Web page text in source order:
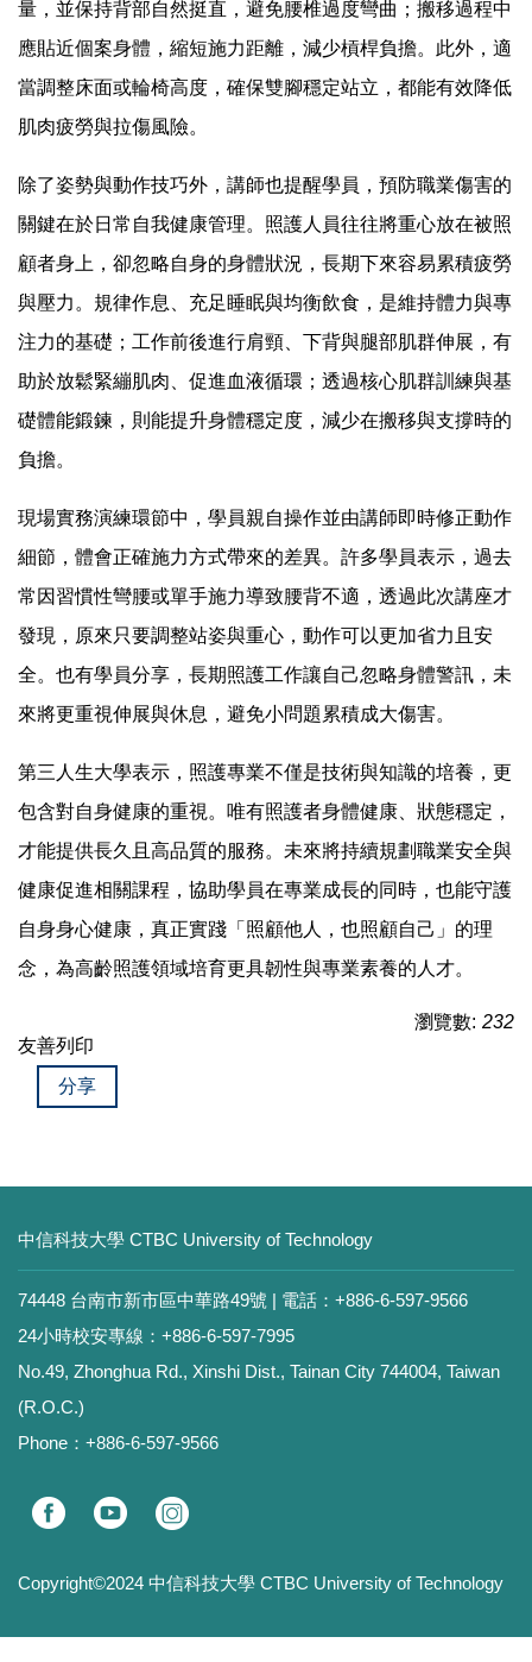
量，並保持背部自然挺直，避免腰椎過度彎曲；搬移過程中
應貼近個案身體，縮短施力距離，減少槓桿負擔。此外，適
當調整床面或輪椅高度，確保雙腳穩定站立，都能有效降低
肌肉疲勞與拉傷風險。
除了姿勢與動作技巧外，講師也提醒學員，預防職業傷害的
關鍵在於日常自我健康管理。照護人員往往將重心放在被照
顧者身上，卻忽略自身的身體狀況，長期下來容易累積疲勞
與壓力。規律作息、充足睡眠與均衡飲食，是維持體力與專
注力的基礎；工作前後進行肩頸、下背與腿部肌群伸展，有
助於放鬆緊繃肌肉、促進血液循環；透過核心肌群訓練與基
礎體能鍛鍊，則能提升身體穩定度，減少在搬移與支撐時的
負擔。
現場實務演練環節中，學員親自操作並由講師即時修正動作
細節，體會正確施力方式帶來的差異。許多學員表示，過去
常因習慣性彎腰或單手施力導致腰背不適，透過此次講座才
發現，原來只要調整站姿與重心，動作可以更加省力且安
全。也有學員分享，長期照護工作讓自己忽略身體警訊，未
來將更重視伸展與休息，避免小問題累積成大傷害。
第三人生大學表示，照護專業不僅是技術與知識的培養，更
包含對自身健康的重視。唯有照護者身體健康、狀態穩定，
才能提供長久且高品質的服務。未來將持續規劃職業安全與
健康促進相關課程，協助學員在專業成長的同時，也能守護
自身身心健康，真正實踐「照顧他人，也照顧自己」的理
念，為高齡照護領域培育更具韌性與專業素養的人才。
瀏覽數: 232
友善列印
分享
中信科技大學 CTBC University of Technology
74448 台南市新市區中華路49號 | 電話：+886-6-597-9566
24小時校安專線：+886-6-597-7995
No.49, Zhonghua Rd., Xinshi Dist., Tainan City 744004, Taiwan
(R.O.C.)
Phone：+886-6-597-9566
Copyright©2024 中信科技大學 CTBC University of Technology